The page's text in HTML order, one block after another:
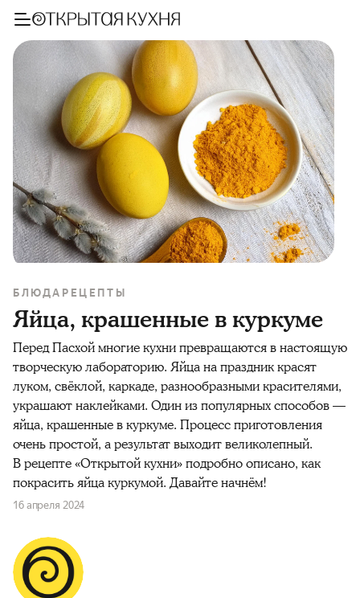
БЛЮДА РЕЦЕПТЫ
Яйца, крашенные в куркуме
Перед Пасхой многие кухни превращаются в настоящую
творческую лабораторию. Яйца на праздник красят
луком, свёклой, каркаде, разнообразными красителями,
украшают наклейками. Один из популярных способов —
яйца, крашенные в куркуме. Процесс приготовления
очень простой, а результат выходит великолепный.
В рецепте «Открытой кухни» подробно описано, как
покрасить яйца куркумой. Давайте начнём!
16 апреля 2024